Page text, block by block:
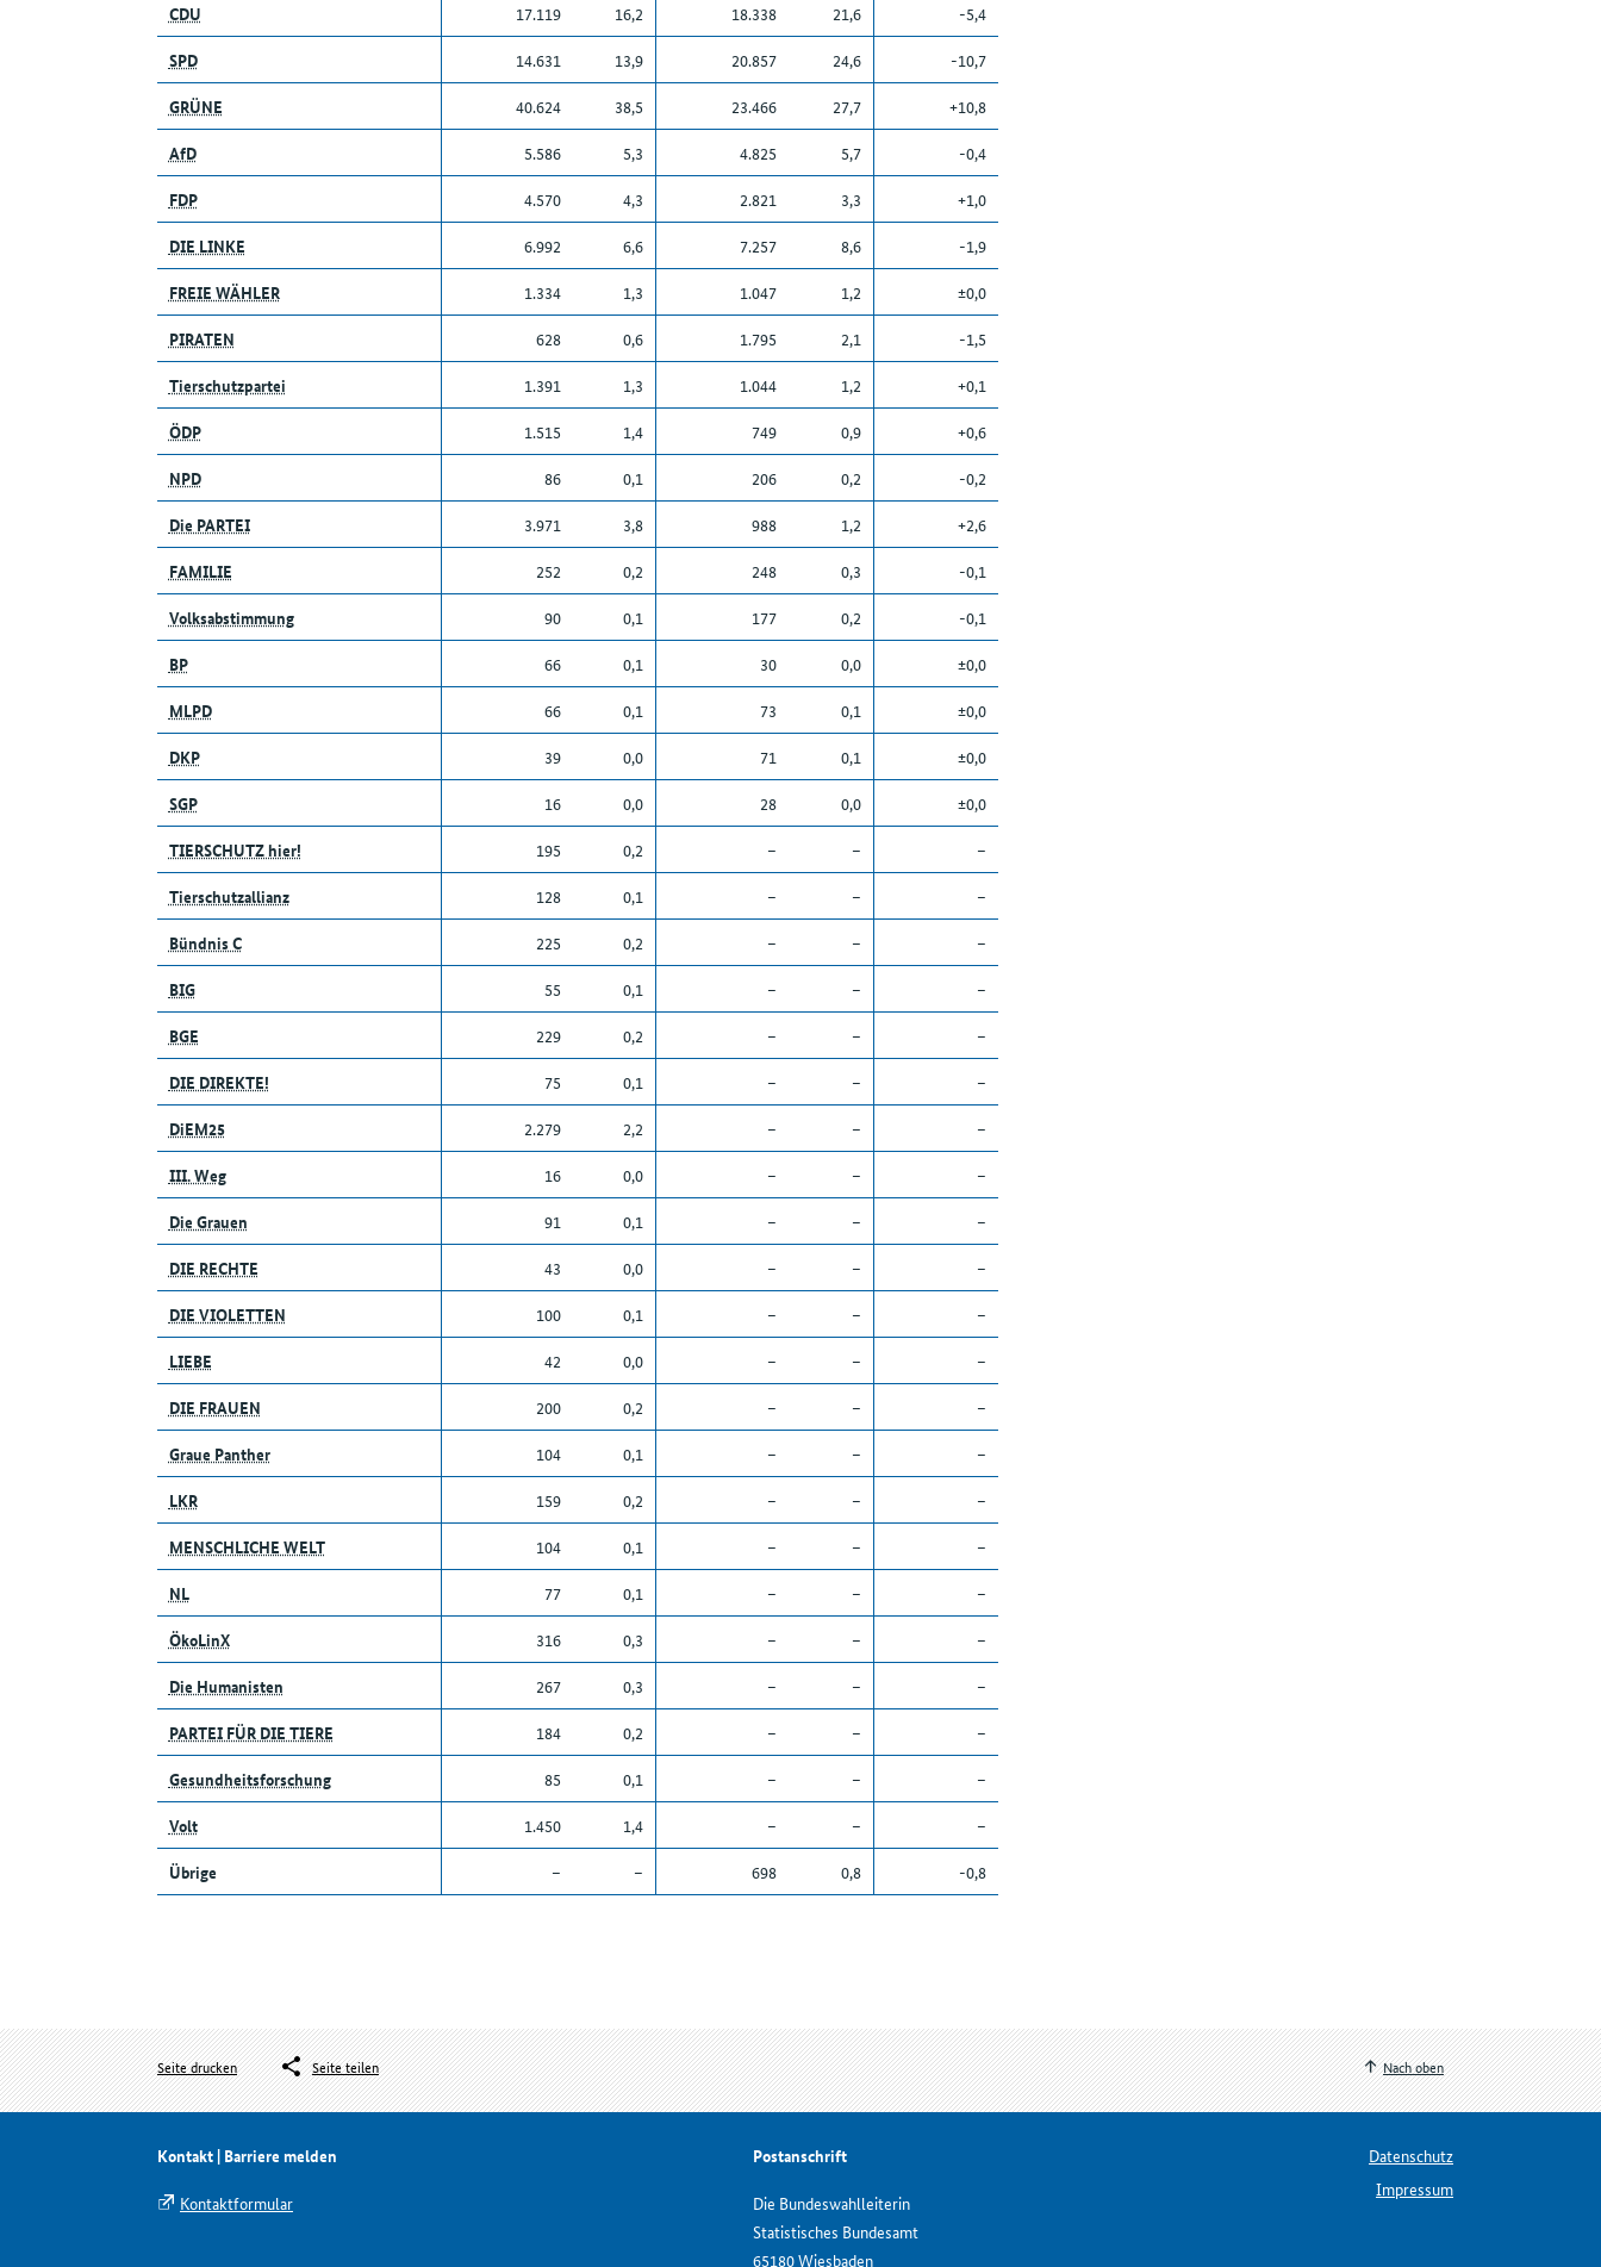
CDU
17.119 16,2 18.338 21,6
-5,4
SPD
14.631 13,9 20.857 24,6
-10,7
GRÜNE
40.624 38,5 23.466 27,7
+10,8
AfD
5.586 5,3 4.825 5,7
-0,4
FDP
4.570 4,3 2.821 3,3
+1,0
DIE LINKE
6.992 6,6 7.257 8,6
-1,9
FREIE WÄHLER
1.334 1,3 1.047 1,2
±0,0
PIRATEN
628 0,6 1.795 2,1
-1,5
Tierschutzpartei
1.391 1,3 1.044 1,2
+0,1
ÖDP
1.515 1,4 749 0,9
+0,6
NPD
86 0,1 206 0,2
-0,2
Die PARTEI
3.971 3,8 988 1,2
+2,6
FAMILIE
252 0,2 248 0,3
-0,1
Volksabstimmung
90 0,1 177 0,2
-0,1
BP
66 0,1 30 0,0
±0,0
MLPD
66 0,1 73 0,1
±0,0
DKP
39 0,0 71 0,1
±0,0
SGP
16 0,0 28 0,0
±0,0
TIERSCHUTZ hier!
195 0,2 – –
–
Tierschutzallianz
128 0,1 – –
–
Bündnis C
225 0,2 – –
–
BIG
55 0,1 – –
–
BGE
229 0,2 – –
–
DIE DIREKTE!
75 0,1 – –
–
DiEM25
2.279 2,2 – –
–
III. Weg
16 0,0 – –
–
Die Grauen
91 0,1 – –
–
DIE RECHTE
43 0,0 – –
–
DIE VIOLETTEN
100 0,1 – –
–
LIEBE
42 0,0 – –
–
DIE FRAUEN
200 0,2 – –
–
Graue Panther
104 0,1 – –
–
LKR
159 0,2 – –
–
MENSCHLICHE WELT
104 0,1 – –
–
NL
77 0,1 – –
–
ÖkoLinX
316 0,3 – –
–
Die Humanisten
267 0,3 – –
–
PARTEI FÜR DIE TIERE
184 0,2 – –
–
Gesundheitsforschung
85 0,1 – –
–
Volt
1.450 1,4 – –
–
Übrige
– – 698 0,8 -0,8
Seite drucken Seite teilen Nach oben
Kontakt | Barriere melden
Kontaktformular
Postanschrift
Die Bundeswahlleiterin
Statistisches Bundesamt
65180 Wiesbaden
Datenschutz
Impressum